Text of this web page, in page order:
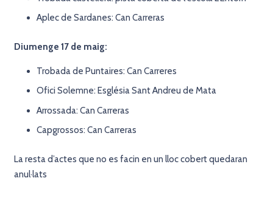
Aplec de Sardanes: Can Carreras
Diumenge 17 de maig:
Trobada de Puntaires: Can Carreres
Ofici Solemne: Església Sant Andreu de Mata
Arrossada: Can Carreras
Capgrossos: Can Carreras
La resta d’actes que no es facin en un lloc cobert quedaran
anul·lats